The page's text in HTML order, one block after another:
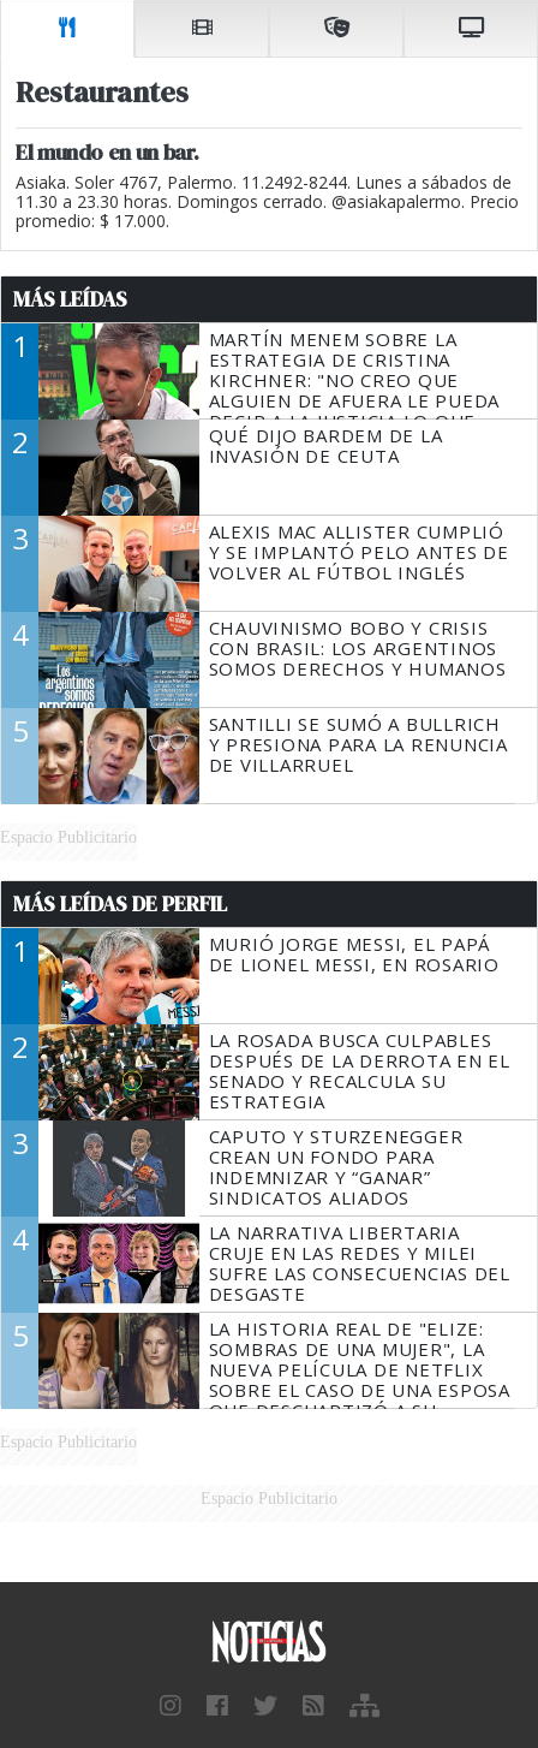
Restaurantes
El mundo en un bar.
Asiaka. Soler 4767, Palermo. 11.2492-8244. Lunes a sábados de
11.30 a 23.30 horas. Domingos cerrado. @asiakapalermo. Precio
promedio: $ 17.000.
MÁS LEÍDAS
1
MARTÍN MENEM SOBRE LA
ESTRATEGIA DE CRISTINA
KIRCHNER: "NO CREO QUE
ALGUIEN DE AFUERA LE PUEDA
DECIR A LA JUSTICIA LO QUE
TIENE QUE HACER"
2
QUÉ DIJO BARDEM DE LA
INVASIÓN DE CEUTA
3
ALEXIS MAC ALLISTER CUMPLIÓ
Y SE IMPLANTÓ PELO ANTES DE
VOLVER AL FÚTBOL INGLÉS
4
CHAUVINISMO BOBO Y CRISIS
CON BRASIL: LOS ARGENTINOS
SOMOS DERECHOS Y HUMANOS
5
SANTILLI SE SUMÓ A BULLRICH
Y PRESIONA PARA LA RENUNCIA
DE VILLARRUEL
Espacio Publicitario
MÁS LEÍDAS DE PERFIL
1
MURIÓ JORGE MESSI, EL PAPÁ
DE LIONEL MESSI, EN ROSARIO
2
LA ROSADA BUSCA CULPABLES
DESPUÉS DE LA DERROTA EN EL
SENADO Y RECALCULA SU
ESTRATEGIA
3
CAPUTO Y STURZENEGGER
CREAN UN FONDO PARA
INDEMNIZAR Y “GANAR”
SINDICATOS ALIADOS
4
LA NARRATIVA LIBERTARIA
CRUJE EN LAS REDES Y MILEI
SUFRE LAS CONSECUENCIAS DEL
DESGASTE
5
LA HISTORIA REAL DE "ELIZE:
SOMBRAS DE UNA MUJER", LA
NUEVA PELÍCULA DE NETFLIX
SOBRE EL CASO DE UNA ESPOSA
QUE DESCUARTIZÓ A SU
Espacio Publicitario
Espacio Publicitario